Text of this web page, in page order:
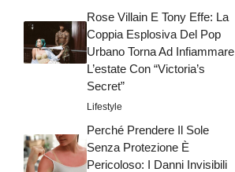
Rose Villain E Tony Effe: La
Coppia Esplosiva Del Pop
Urbano Torna Ad Infiammare
L’estate Con “Victoria’s
Secret”
Lifestyle
Perché Prendere Il Sole
Senza Protezione È
Pericoloso: I Danni Invisibili